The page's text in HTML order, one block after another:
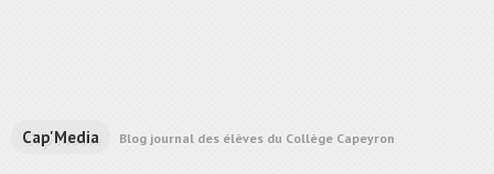
Cap'Media Blog journal des élèves du Collège Capeyron